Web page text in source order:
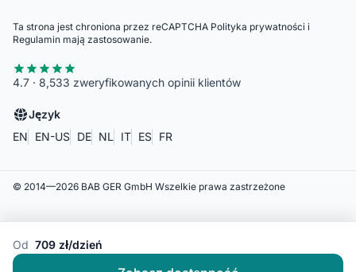
Od 709 zł/dzień
Ta strona jest chroniona przez reCAPTCHA Polityka prywatności i
Regulamin mają zastosowanie.
4.7 · 8,533 zweryfikowanych opinii klientów
Język
EN
EN-US DE NL IT ES FR
© 2014—2026 BAB GER GmbH Wszelkie prawa zastrzeżone